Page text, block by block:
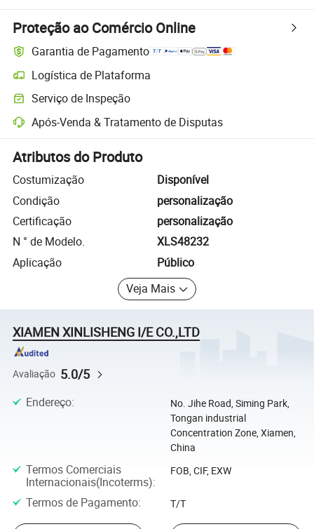
Proteção ao Comércio Online
Garantia de Pagamento
Logística de Plataforma
Rastreamento de remessas mais claro com logística suportada pela
Serviço de Inspeção
Inspeção pré-envio opcional para verificação de qualidade e
Após-Venda & Tratamento de Disputas
Resolução de disputas assistida pela plataforma, incluindo
Atributos do Produto
Costumização
Disponível
Condição
personalização
Certificação
personalização
N ° de Modelo.
XLS48232
Aplicação
Público
Veja Mais
XIAMEN XINLISHENG I/E CO.,LTD
Avaliação 5.0/5
Endereço:
No. Jihe Road, Siming Park,
Tongan industrial
Concentration Zone, Xiamen,
China
Termos Comerciais
Internacionais(Incoterms):
FOB, CIF, EXW
Termos de Pagamento: T/T